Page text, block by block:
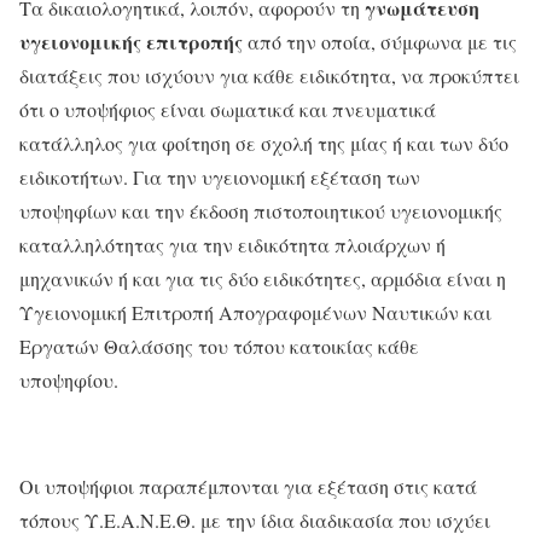
Τα δικαιολογητικά, λοιπόν, αφορούν τη γνωμάτευση
υγειονομικής επιτροπήςαπό την οποία, σύμφωνα με τις
διατάξεις που ισχύουν για κάθε ειδικότητα, να προκύπτει
ότι ο υποψήφιος είναι σωματικά και πνευματικά
κατάλληλος για φοίτηση σε σχολή της μίας ή και των δύο
ειδικοτήτων. Για την υγειονομική εξέταση των
υποψηφίων και την έκδοση πιστοποιητικού υγειονομικής
καταλληλότητας για την ειδικότητα πλοιάρχων ή
μηχανικών ή και για τις δύο ειδικότητες, αρμόδια είναι η
Υγειονομική Επιτροπή Απογραφομένων Ναυτικών και
Εργατών Θαλάσσης του τόπου κατοικίας κάθε
υποψηφίου.
Οι υποψήφιοι παραπέμπονται για εξέταση στις κατά
τόπους Υ.Ε.Α.Ν.Ε.Θ. με την ίδια διαδικασία που ισχύει